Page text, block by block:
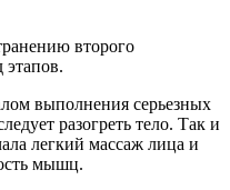
второго
выполнения серьезных
разогреть тело. Так и
легкий массаж лица и
мышц.